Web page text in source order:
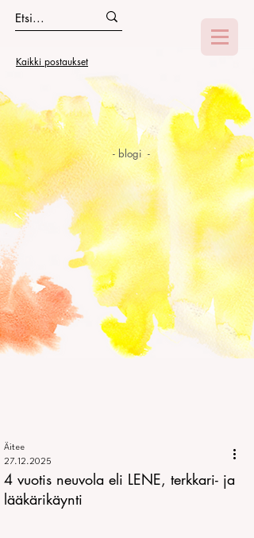
Kaikki postaukset
- blogi -
4 vuotis neuvola eli LENE, terkkari- ja
lääkärikäynti
Äitee
27.12.2025